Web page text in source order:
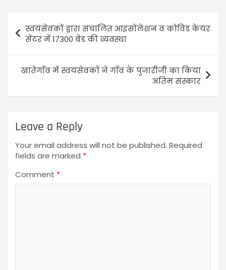
स्वयंसेवकों द्वारा संचालित आइसोलेशन व कोविड केयर
सेंटर में 17300 बेड की व्यवस्था
खातेगाँव में स्वयंसेवकों ने गाँव के पुजारीजी का किया
अंतिम संस्कार
Leave a Reply
Your email address will not be published. Required
fields are marked *
Comment *